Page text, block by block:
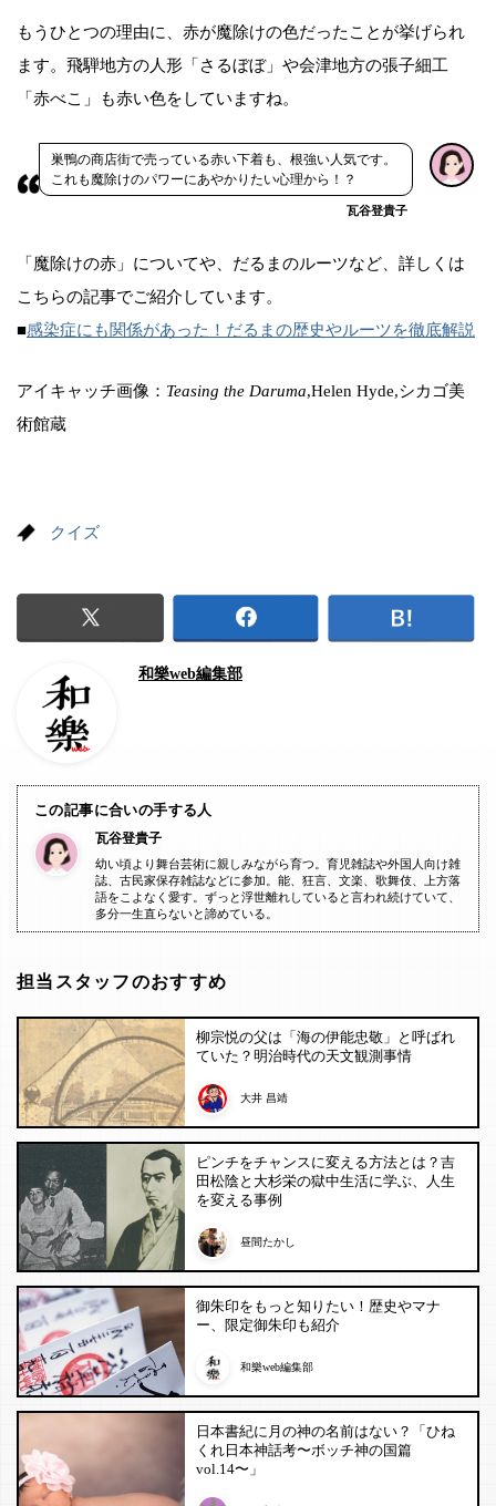
もうひとつの理由に、赤が魔除けの色だったことが挙げられ
ます。飛騨地方の人形「さるぼぼ」や会津地方の張子細工
「赤べこ」も赤い色をしていますね。
巣鴨の商店街で売っている赤い下着も、根強い人気です。
これも魔除けのパワーにあやかりたい心理から！？
瓦谷登貴子
「魔除けの赤」についてや、だるまのルーツなど、詳しくは
こちらの記事でご紹介しています。
■感染症にも関係があった！だるまの歴史やルーツを徹底解説
アイキャッチ画像： Teasing the Daruma,Helen Hyde,シカゴ美
術館蔵
クイズ
和樂web編集部
この記事に合いの手する人
瓦谷登貴子
幼い頃より舞台芸術に親しみながら育つ。育児雑誌や外国人向け雑
誌、古民家保存雑誌などに参加。能、狂言、文楽、歌舞伎、上方落
語をこよなく愛す。ずっと浮世離れしていると言われ続けていて、
多分一生直らないと諦めている。
担当スタッフのおすすめ
柳宗悦の父は「海の伊能忠敬」と呼ばれ
ていた？明治時代の天文観測事情
大井 昌靖
ピンチをチャンスに変える方法とは？吉
田松陰と大杉栄の獄中生活に学ぶ、人生
を変える事例
昼間たかし
御朱印をもっと知りたい！歴史やマナ
ー、限定御朱印も紹介
和樂web編集部
日本書紀に月の神の名前はない？「ひね
くれ日本神話考〜ボッチ神の国篇
vol.14〜」